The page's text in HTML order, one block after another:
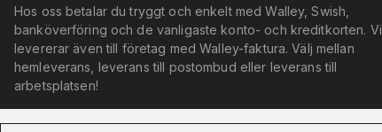
Hos oss betalar du tryggt och enkelt med Walley, Swish,
banköverföring och de vanligaste konto- och kreditkorten. Vi
levererar även till företag med Walley-faktura. Välj mellan
hemleverans, leverans till postombud eller leverans till
arbetsplatsen!